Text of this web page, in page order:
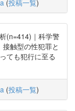
(投稿一覧)
(n=414)｜科学警
触型の性犯罪と
ても犯行に至る
(投稿一覧)